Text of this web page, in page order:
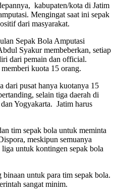
kabupaten/kota di Jatim
Mengingat saat ini sepak
dari masyarakat.
Sepak Bola Amputasi
Syakur membeberkan, setiap
dari pemain dan official.
kuota 15 orang.
dari pusat hanya kuotanya 15
selain tiga daerah di
Yogyakarta. Jatim harus
tim sepak bola untuk meminta
meskipun semuanya
untuk kontingen sepak bola
untuk para tim sepak bola.
sangat minim.